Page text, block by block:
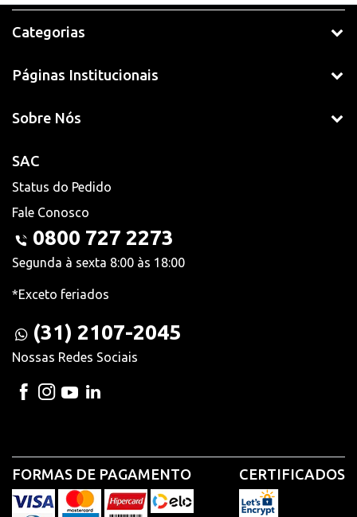
Categorias
Páginas Institucionais
Sobre Nós
SAC
Status do Pedido
Fale Conosco
0800 727 2273
Segunda à sexta 8:00 às 18:00
*Exceto feriados
(31) 2107-2045
Nossas Redes Sociais
FORMAS DE PAGAMENTO CERTIFICADOS